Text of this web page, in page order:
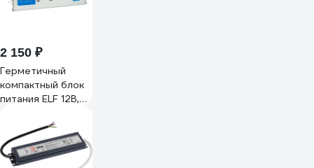
2 150 ₽
Герметичный
компактный блок
питания ELF 12В,
IP67 ELF-12150С-
LP